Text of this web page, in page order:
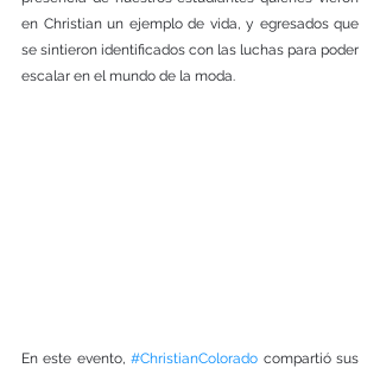
en Christian un ejemplo de vida, y egresados que
se sintieron identificados con las luchas para poder
escalar en el mundo de la moda.
En este evento, #ChristianColorado compartió sus